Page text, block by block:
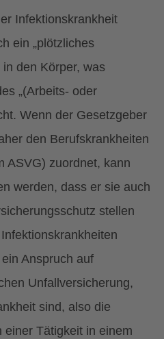
Infektionskrankheit
ein „plötzliches
den Körper, was
„(Arbeits- oder
Wenn der Gesetzgeber
den Berufskrankheiten
ASVG) zuordnet, kann
werden, dass er sie auch
stellen
Anspruch auf
Unfallversicherung,
sind, also die
Tätigkeit in einem